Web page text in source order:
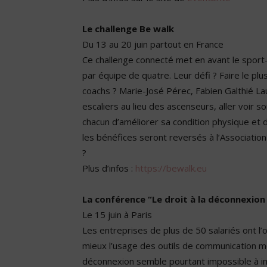
Le challenge Be walk
Du 13 au 20 juin partout en France
Ce challenge connecté met en avant le
par équipe de quatre. Leur défi ? Faire le
coachs ? Marie-José Pérec, Fabien Galthié
escaliers au lieu des ascenseurs, aller voir
chacun d’améliorer sa condition physique
les bénéfices seront reversés à
?
Plus d’infos : https://bewalk.eu
La conférence “Le droit à la
Le 15 juin à Paris
Les entreprises de plus de 50 salariés ont
mieux l’usage des outils de communication
déconnexion semble pourtant impossible à